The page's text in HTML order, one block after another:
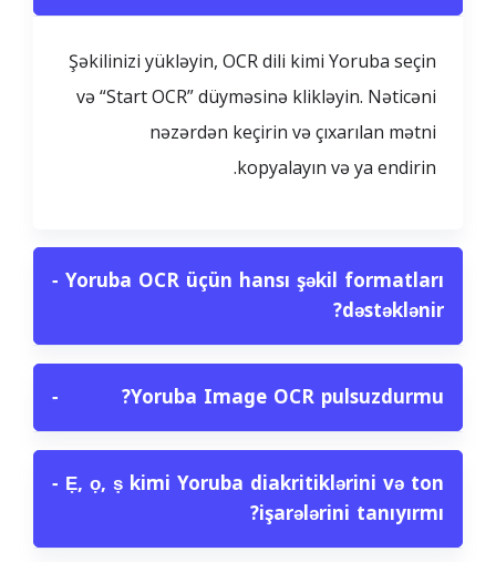
Şəkilinizi yükləyin, OCR dili kimi Yoruba seçin
və “Start OCR” düyməsinə klikləyin. Nəticəni
nəzərdən keçirin və çıxarılan mətni
kopyalayın və ya endirin.
Yoruba OCR üçün hansı şəkil formatları
dəstəklənir?
−
Yoruba Image OCR pulsuzdurmu?
−
Ẹ, ọ, ṣ kimi Yoruba diakritiklərini və ton
işarələrini tanıyırmı?
−